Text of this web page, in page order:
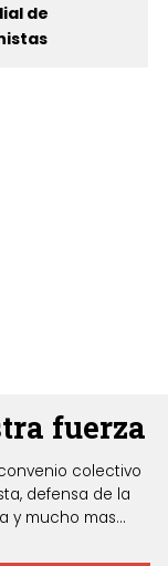
de
fuerza
colectivo
defensa de la
y mucho mas...